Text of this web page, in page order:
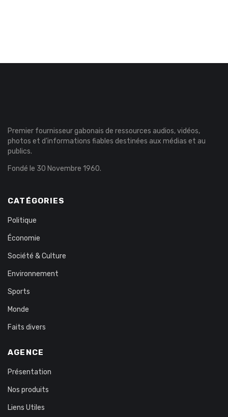
Premier fournisseur gabonais de ressources audios, vidéos,
photos et d’informations fiables destinées aux médias et au
publics.
Fondé le 30 Novembre 1960.
CATÉGORIES
Politique
Économie
Société & Culture
Environnement
Sports
Monde
Faits divers
AGENCE
Présentation
Nos produits
Liens Utiles